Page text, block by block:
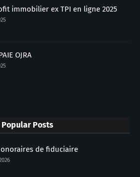
immobilier ex TPI en ligne 2025
OJRA
Popular Posts
de fiduciaire